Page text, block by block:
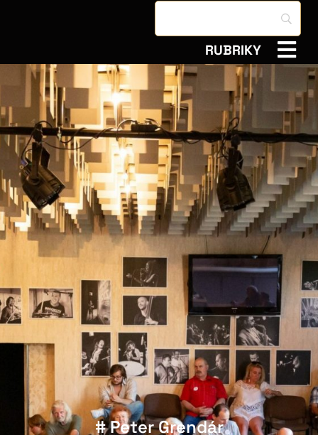
RUBRIKY
# Peter Grendár